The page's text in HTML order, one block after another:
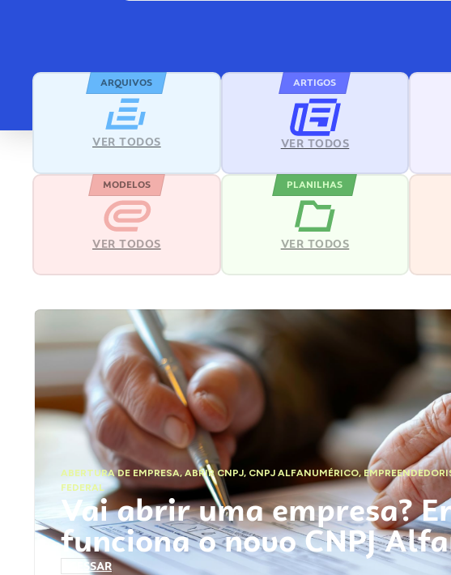
ARQUIVOS
VER TODOS
ARTIGOS
VER TODOS
MODELOS
VER TODOS
PLANILHAS
VER TODOS
ABERTURA DE EMPRESA,ABRIR CNPJ, CNPJ ALFANUMÉRICO,
FEDERAL
Vai abrir uma empresa?
funciona o novo CNPJ
ACESSAR